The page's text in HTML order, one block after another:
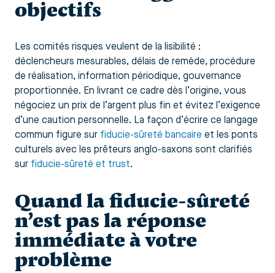
objectifs
Les comités risques veulent de la lisibilité :
déclencheurs mesurables, délais de remède, procédure
de réalisation, information périodique, gouvernance
proportionnée. En livrant ce cadre dès l’origine, vous
négociez un prix de l’argent plus fin et évitez l’exigence
d’une caution personnelle. La façon d’écrire ce langage
commun figure sur fiducie-sûreté bancaire et les ponts
culturels avec les prêteurs anglo-saxons sont clarifiés
sur fiducie-sûreté et trust.
Quand la fiducie-sûreté
n’est pas la réponse
immédiate à votre
problème